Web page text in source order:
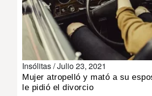
Insólitas /Julio 23, 2021
Mujer atropelló y mató a su
le pidió el divorcio